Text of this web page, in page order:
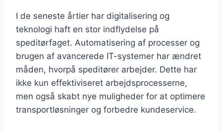
I de seneste årtier har digitalisering og
teknologi haft en stor indflydelse på
speditørfaget. Automatisering af processer og
brugen af avancerede IT-systemer har ændret
måden, hvorpå speditører arbejder. Dette har
ikke kun effektiviseret arbejdsprocesserne,
men også skabt nye muligheder for at optimere
transportløsninger og forbedre kundeservice.